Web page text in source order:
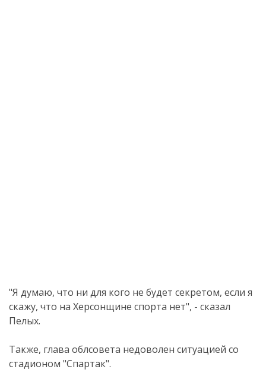
"Я думаю, что ни для кого не будет секретом, если я
скажу, что на Херсонщине спорта нет", - сказал
Пелых.
Также, глава облсовета недоволен ситуацией со
стадионом "Спартак".